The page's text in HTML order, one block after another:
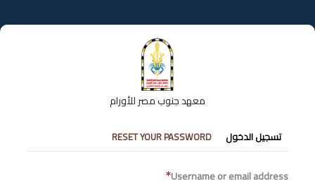
إلى
المحتوى
معهد جنوب مصر للأورام
التبويبات
الأساسية
تسجيل الدخول RESET YOUR PASSWORD
Username or email address